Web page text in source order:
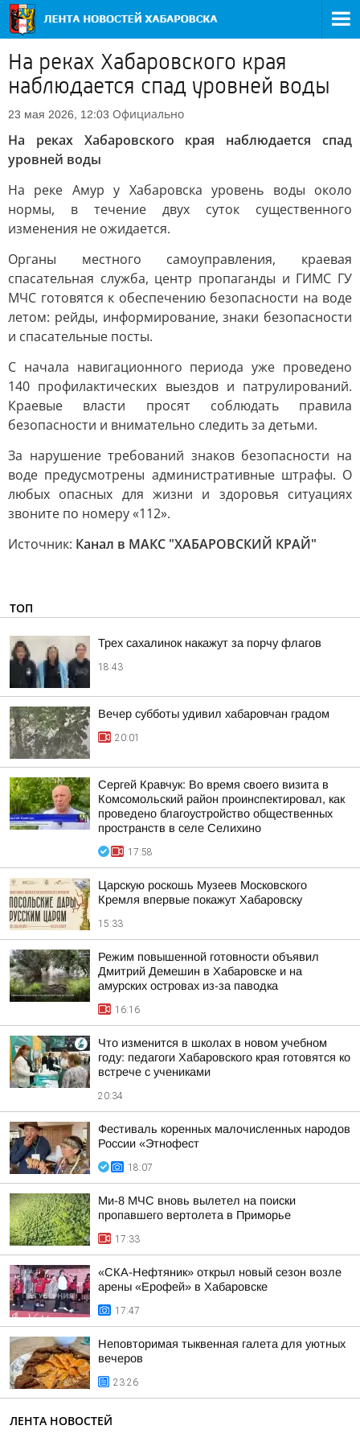
На реках Хабаровского края
наблюдается спад уровней воды
23 мая 2026, 12:03 Официально
На реках Хабаровского края наблюдается спад
уровней воды
На реке Амур у Хабаровска уровень воды около
нормы, в течение двух суток существенного
изменения не ожидается.
Органы местного самоуправления, краевая
спасательная служба, центр пропаганды и ГИМС ГУ
МЧС готовятся к обеспечению безопасности на воде
летом: рейды, информирование, знаки безопасности
и спасательные посты.
С начала навигационного периода уже проведено
140 профилактических выездов и патрулирований.
Краевые власти просят соблюдать правила
безопасности и внимательно следить за детьми.
За нарушение требований знаков безопасности на
воде предусмотрены административные штрафы. О
любых опасных для жизни и здоровья ситуациях
звоните по номеру «112».
Источник: Канал в МАКС "ХАБАРОВСКИЙ КРАЙ"
ТОП
Трех сахалинок накажут за порчу флагов
18:43
Вечер субботы удивил хабаровчан градом
20:01
Сергей Кравчук: Во время своего визита в
Комсомольский район проинспектировал, как
проведено благоустройство общественных
пространств в селе Селихино
17:58
Царскую роскошь Музеев Московского
Кремля впервые покажут Хабаровску
15:33
Режим повышенной готовности объявил
Дмитрий Демешин в Хабаровске и на
амурских островах из-за паводка
16:16
Что изменится в школах в новом учебном
году: педагоги Хабаровского края готовятся ко
встрече с учениками
20:34
Фестиваль коренных малочисленных народов
России «Этнофест
18:07
Ми-8 МЧС вновь вылетел на поиски
пропавшего вертолета в Приморье
17:33
«СКА-Нефтяник» открыл новый сезон возле
арены «Ерофей» в Хабаровске
17:47
Неповторимая тыквенная галета для уютных
вечеров
23:26
ЛЕНТА НОВОСТЕЙ